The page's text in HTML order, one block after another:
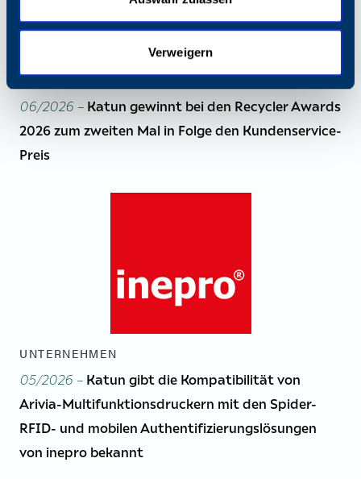
Verweigern
UNTERNEHMEN
06/2026 – Katun gewinnt bei den Recycler Awards
2026 zum zweiten Mal in Folge den Kundenservice-
Preis
UNTERNEHMEN
05/2026 – Katun gibt die Kompatibilität von
Arivia-Multifunktionsdruckern mit den Spider-
RFID- und mobilen Authentifizierungslösungen
von inepro bekannt